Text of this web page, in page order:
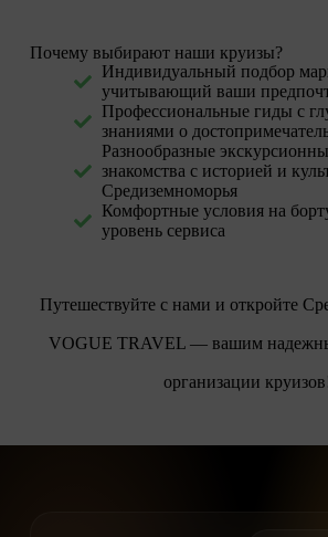
Почему выбирают наши круизы?
Индивидуальный подбор
учитывающий ваши
Профессиональные гиды с
знаниями о
Разнообразные
знакомства с историей и
Средиземноморья
Комфортные условия на
уровень сервиса
Путешествуйте с нами и откройте
VOGUE TRAVEL — вашим
организации